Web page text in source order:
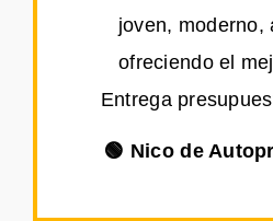
joven, moderno,
ofreciendo el
Entrega
🟢 Nico de